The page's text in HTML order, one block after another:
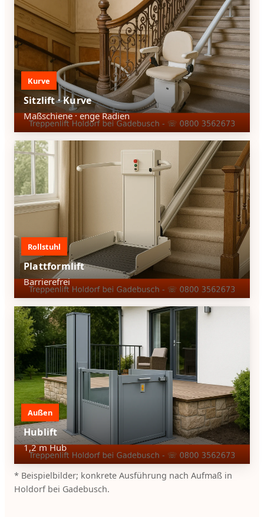
Kurve
Sitzlift · Kurve
Maßschiene · enge Radien
Rollstuhl
Plattformlift
Barrierefrei
Außen
Hublift
1,2 m Hub
* Beispielbilder; konkrete Ausführung nach Aufmaß in
Holdorf bei Gadebusch.